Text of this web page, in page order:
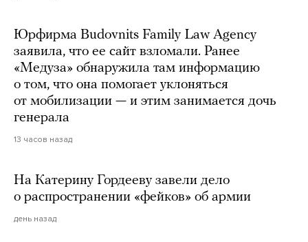
Юрфирма Budovnits Family Law Agency
заявила, что ее сайт взломали. Ранее
«Медуза» обнаружила там информацию
о том, что она помогает уклоняться
от мобилизации — и этим занимается дочь
генерала
13 часов назад
На Катерину Гордееву завели дело
о распространении «фейков» об армии
день назад